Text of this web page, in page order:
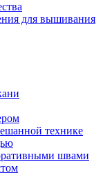
для вышивания
технике
швами